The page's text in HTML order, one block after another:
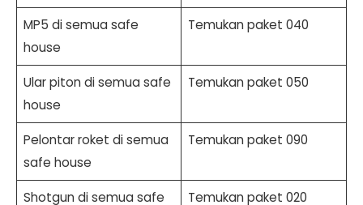
MP5 di semua safe
house
Temukan paket 040
Ular piton di semua safe
house
Temukan paket 050
Pelontar roket di semua
safe house
Temukan paket 090
Shotgun di semua safe Temukan paket 020